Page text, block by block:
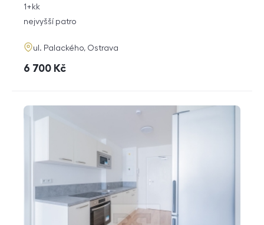
rozměry
1+kk
funkce
nejvyšší patro
adresa
ul. Palackého, Ostrava
cena
6 700 Kč